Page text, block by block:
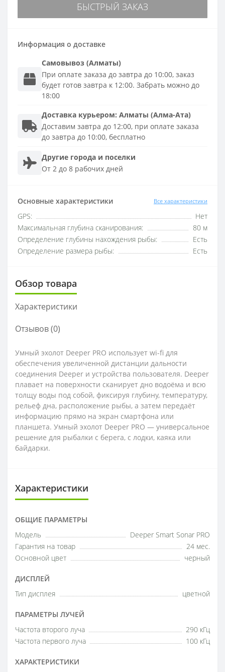
БЫСТРЫЙ ЗАКАЗ
Информация о доставке
Самовывоз (Алматы)
При оплате заказа до завтра до 10:00, заказ
будет готов завтра к 12:00. Забрать можно до
18:00
Доставка курьером: Алматы (Алма-Ата)
Доставим завтра до 12:00, при оплате заказа
до завтра до 10:00, бесплатно
Другие города и поселки
От 2 до 8 рабочих дней
Основные характеристики Все характеристики
GPS:
Нет
Максимальная глубина сканирования:
80 м
Определение глубины нахождения рыбы:
Есть
Определение размера рыбы:
Есть
Обзор товара
Характеристики
Отзывов (0)
Умный эхолот Deeper PRO использует wi-fi для
обеспечения увеличенной дистанции дальности
соединения Deeper и устройства пользователя. Deeper
плавает на поверхности сканирует дно водоёма и всю
толщу воды под собой, фиксируя глубину, температуру,
рельеф дна, расположение рыбы, а затем передаёт
информацию прямо на экран смартфона или
планшета. Умный эхолот Deeper PRO — универсальное
решение для рыбалки с берега, с лодки, каяка или
байдарки.
Характеристики
ОБЩИЕ ПАРАМЕТРЫ
Модель
Deeper Smart Sonar PRO
Гарантия на товар
24 мес.
Основной цвет
черный
ДИСПЛЕЙ
Тип дисплея цветной
ПАРАМЕТРЫ ЛУЧЕЙ
Частота второго луча
290 кГц
Частота первого луча
100 кГц
ХАРАКТЕРИСТИКИ